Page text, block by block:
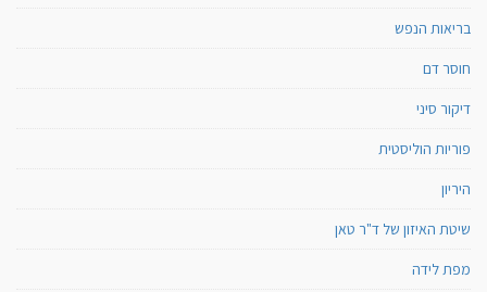
בריאות הנפש
חוסר דם
דיקור סיני
פוריות הוליסטית
היריון
שיטת האיזון של ד"ר טאן
מפת לידה